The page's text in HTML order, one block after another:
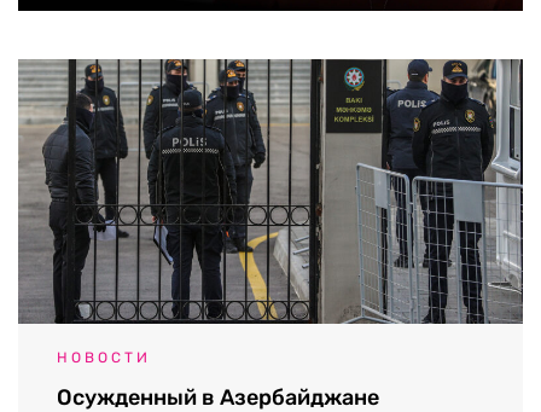
НОВОСТИ
Осужденный в Азербайджане